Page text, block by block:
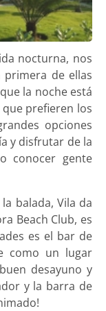
nocturna, nos
primera de ellas
la noche está
prefieren los
opciones
y disfrutar de la
conocer gente
balada, Vila da
Beach Club, es
es el bar de
como un lugar
desayuno y
y la barra de